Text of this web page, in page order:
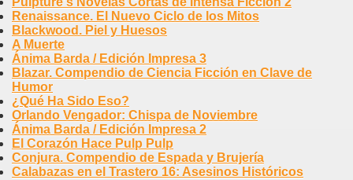
Renaissance. El Nuevo Ciclo de los Mitos
Blackwood. Piel y Huesos
A Muerte
Ánima Barda / Edición Impresa 3
Blazar. Compendio de Ciencia Ficción en Clave de
Humor
¿Qué Ha Sido Eso?
Orlando Vengador: Chispa de Noviembre
Ánima Barda / Edición Impresa 2
El Corazón Hace Pulp Pulp
Conjura. Compendio de Espada y Brujería
Calabazas en el Trastero 16: Asesinos Históricos